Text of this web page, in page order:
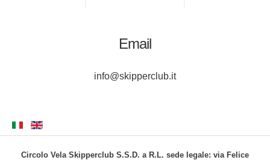
Email
info@skipperclub.it
Circolo Vela Skipperclub S.S.D. a R.L. sede legale: via Felice